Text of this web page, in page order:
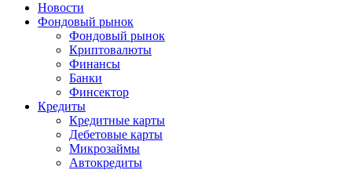
Новости
Фондовый рынок
Фондовый рынок
Криптовалюты
Финансы
Банки
Финсектор
Кредиты
Кредитные карты
Дебетовые карты
Микрозаймы
Автокредиты